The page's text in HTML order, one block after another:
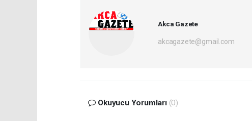
Akca Gazete
akcagazete@gmail.com
Okuyucu Yorumları (0)